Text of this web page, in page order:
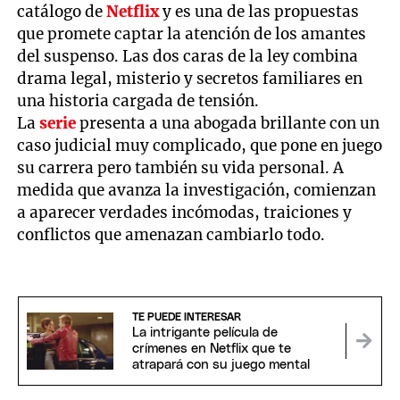
catálogo deNetflixy es una de las propuestas
que promete captar la atención de los amantes
del suspenso. Las dos caras de la ley combina
drama legal, misterio y secretos familiares en
una historia cargada de tensión.
Laseriepresenta a una abogada brillante con un
caso judicial muy complicado, que pone en juego
su carrera pero también su vida personal. A
medida que avanza la investigación, comienzan
a aparecer verdades incómodas, traiciones y
conflictos que amenazan cambiarlo todo.
TE PUEDE INTERESAR
La intrigante película de
crímenes en Netflix que te
atrapará con su juego mental